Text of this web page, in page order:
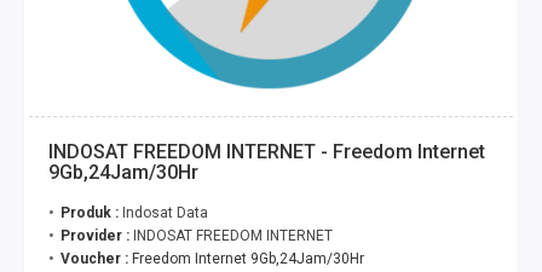
INDOSAT FREEDOM INTERNET - Freedom Internet
9Gb,24Jam/30Hr
Produk : Indosat Data
Provider : INDOSAT FREEDOM INTERNET
Voucher : Freedom Internet 9Gb,24Jam/30Hr